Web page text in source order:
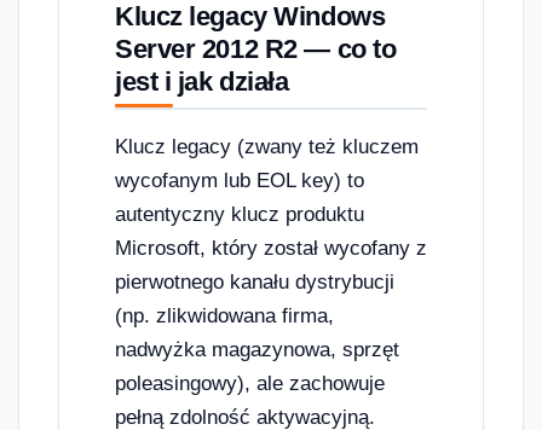
Klucz legacy Windows
Server 2012 R2 — co to
jest i jak działa
Klucz legacy (zwany też kluczem
wycofanym lub EOL key) to
autentyczny klucz produktu
Microsoft, który został wycofany z
pierwotnego kanału dystrybucji
(np. zlikwidowana firma,
nadwyżka magazynowa, sprzęt
poleasingowy), ale zachowuje
pełną zdolność aktywacyjną.